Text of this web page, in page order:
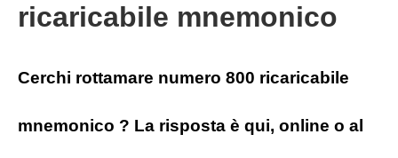
ricaricabile mnemonico
Cerchi rottamare numero 800 ricaricabile
mnemonico ? La risposta è qui, online o al